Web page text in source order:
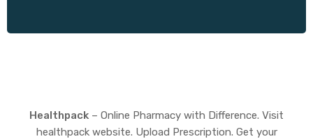
Healthpack – Online Pharmacy with Difference. Visit
healthpack website. Upload Prescription. Get your